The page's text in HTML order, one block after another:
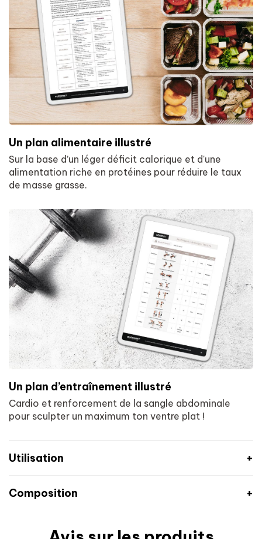
Un plan alimentaire illustré
Sur la base d’un léger déficit calorique et d'une
alimentation riche en protéines pour réduire le taux
de masse grasse.
Un plan d’entraînement illustré
Cardio et renforcement de la sangle abdominale
pour sculpter un maximum ton ventre plat !
Utilisation
La prise de tes compléments recommandée dans ce
compléments à l’unité. Ici, les recommandations sont
Composition
Redburn Ladies